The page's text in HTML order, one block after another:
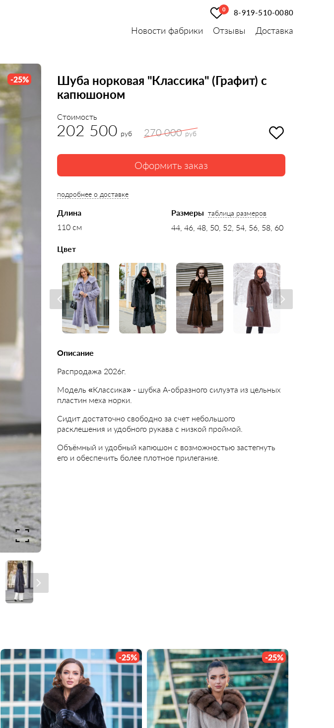
0 8-919-510-0080
Новости фабрики Отзывы Доставка
-25%
Шуба норковая "Классика" (Графит) с
капюшоном
Стоимость
202 500 руб 270 000 руб
Оформить заказ
подробнее о доставке
Длина
110 см
Размеры таблица размеров
44, 46, 48, 50, 52, 54, 56, 58, 60
Цвет
Описание
Распродажа 2026г.
Модель «Классика» - шубка А-образного силуэта из цельных
пластин меха норки.
Сидит достаточно свободно за счет небольшого
расклешения и удобного рукава с низкой проймой.
Объёмный и удобный капюшон с возможностью застегнуть
его и обеспечить более плотное прилегание.
-25% -25%